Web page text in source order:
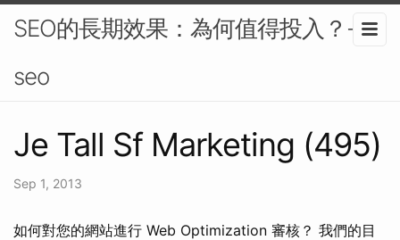
SEO的長期效果：為何值得投入？-
seo
Je Tall Sf Marketing (495)
Sep 1, 2013
如何對您的網站進行 Web Optimization 審核？ 我們的目